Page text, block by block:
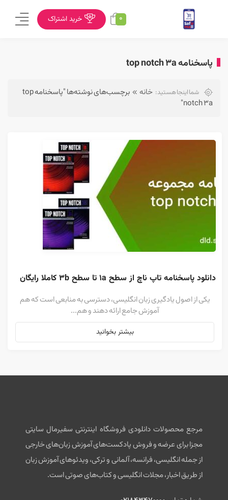
0 خرید اشتراک
پاسخنامه top notch 3a
شما اینجا هستید: خانه
برچسب‌های نوشته‌ها "پاسخنامه top
notch 3a"
دانلود پاسخنامه تاپ ناچ از سطح 1a تا سطح 3b کاملا رایگان
یکی از اصول یادگیری زبان انگلیسی، دسترسی به منابعی است که هم
آموزش جامع ارائه دهند و هم...
بیشتر بخوانید
مرجع محصولات دانلودی فروشگاه اینترنتی سفیرمال سایتی
مجزا برای عرضه و فروش پادکست‌های آموزش زبان‌های خارجی
از جمله انگلیسی، فرانسه، آلمانی و ترکی، ویدئوهای آموزش زبان
از طریق اخبار، مجلات انگلیسی و کتاب‌های صوتی است.